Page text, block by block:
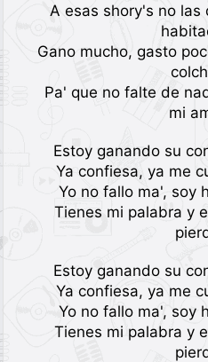
A esas shory's no las
Gano mucho, gasto
Pa' que no falte de
mi
Estoy ganando su
Ya confiesa, ya me
Yo no fallo ma', soy
Tienes mi palabra y
Estoy ganando su
Ya confiesa, ya me
Yo no fallo ma', soy
Tienes mi palabra y